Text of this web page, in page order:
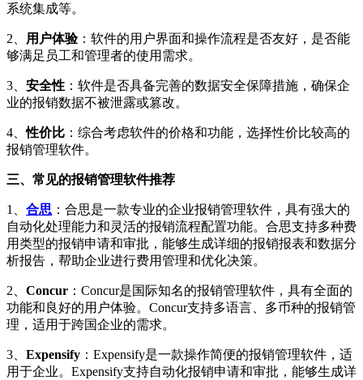
系统集成等。
2、 用户体验：软件的用户界面和操作流程是否友好，是否能
够满足员工和管理者的使用需求。
3、 安全性 ：软件是否具备完善的数据安全保障措施，确保企
业的报销数据不被泄露或篡改。
4、性价比 ：综合考虑软件的价格和功能，选择性价比较高的
报销管理软件。
三、常见的报销管理软件推荐
1、 合思 ：合思是一款专业的企业报销管理软件，具有强大的
自动化处理能力和灵活的报销流程配置功能。合思支持多种费
用类型的报销申请和审批，能够生成详细的报销报表和数据分
析报告，帮助企业进行费用管理和优化决策。
2、 Concur ：Concur是国际知名的报销管理软件，具有全面的
功能和良好的用户体验。Concur支持多语言、多币种的报销管
理，适用于跨国企业的需求。
3、 Expensify ：Expensify是一款操作简便的报销管理软件，适
用于企业。Expensify支持自动化报销申请和审批，能够生成详